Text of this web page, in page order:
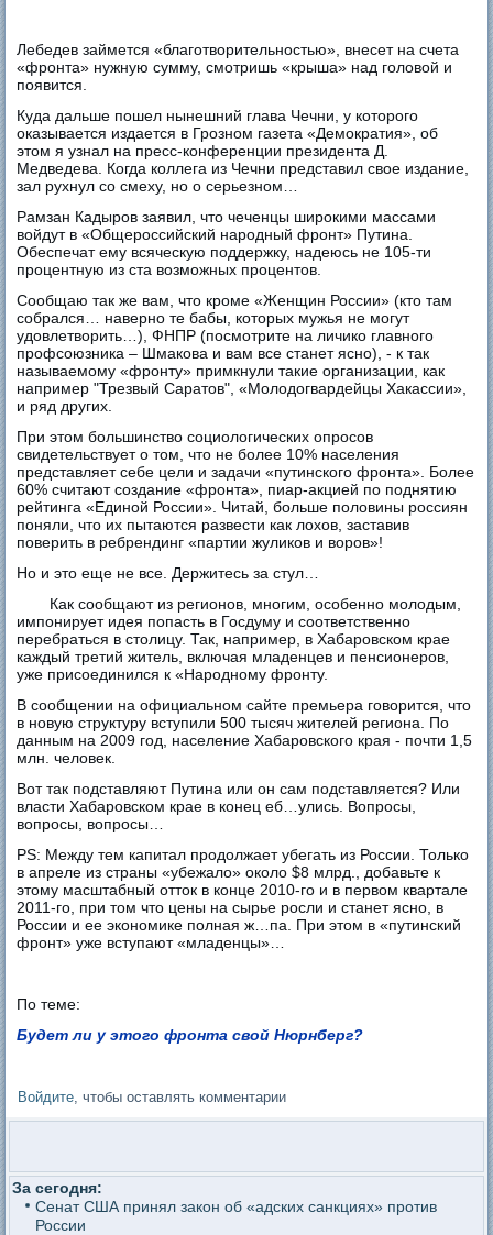
Лебедев займется «благотворительностью», внесет на счета
«фронта» нужную сумму, смотришь «крыша» над головой и
появится.
Куда дальше пошел нынешний глава Чечни, у которого
оказывается издается в Грозном газета «Демократия», об
этом я узнал на пресс-конференции президента Д.
Медведева. Когда коллега из Чечни представил свое издание,
зал рухнул со смеху, но о серьезном…
Рамзан Кадыров заявил, что чеченцы широкими массами
войдут в «Общероссийский народный фронт» Путина.
Обеспечат ему всяческую поддержку, надеюсь не 105-ти
процентную из ста возможных процентов.
Сообщаю так же вам, что кроме «Женщин России» (кто там
собрался… наверно те бабы, которых мужья не могут
удовлетворить…), ФНПР (посмотрите на личико главного
профсоюзника – Шмакова и вам все станет ясно), - к так
называемому «фронту» примкнули такие организации, как
например "Трезвый Саратов", «Молодогвардейцы Хакассии»,
и ряд других.
При этом большинство социологических опросов
свидетельствует о том, что не более 10% населения
представляет себе цели и задачи «путинского фронта». Более
60% считают создание «фронта», пиар-акцией по поднятию
рейтинга «Единой России». Читай, больше половины россиян
поняли, что их пытаются развести как лохов, заставив
поверить в ребрендинг «партии жуликов и воров»!
Но и это еще не все. Держитесь за стул…
Как сообщают из регионов, многим, особенно молодым,
импонирует идея попасть в Госдуму и соответственно
перебраться в столицу. Так, например, в Хабаровском крае
каждый третий житель, включая младенцев и пенсионеров,
уже присоединился к «Народному фронту.
В сообщении на официальном сайте премьера говорится, что
в новую структуру вступили 500 тысяч жителей региона. По
данным на 2009 год, население Хабаровского края - почти 1,5
млн. человек.
Вот так подставляют Путина или он сам подставляется? Или
власти Хабаровском крае в конец еб…улись. Вопросы,
вопросы, вопросы…
PS: Между тем капитал продолжает убегать из России. Только
в апреле из страны «убежало» около $8 млрд., добавьте к
этому масштабный отток в конце 2010-го и в первом квартале
2011-го, при том что цены на сырье росли и станет ясно, в
России и ее экономике полная ж…па. При этом в «путинский
фронт» уже вступают «младенцы»…
По теме:
Будет ли у этого фронта свой Нюрнберг?
Войдите , чтобы оставлять комментарии
За сегодня:
Сенат США принял закон об «адских санкциях» против
России